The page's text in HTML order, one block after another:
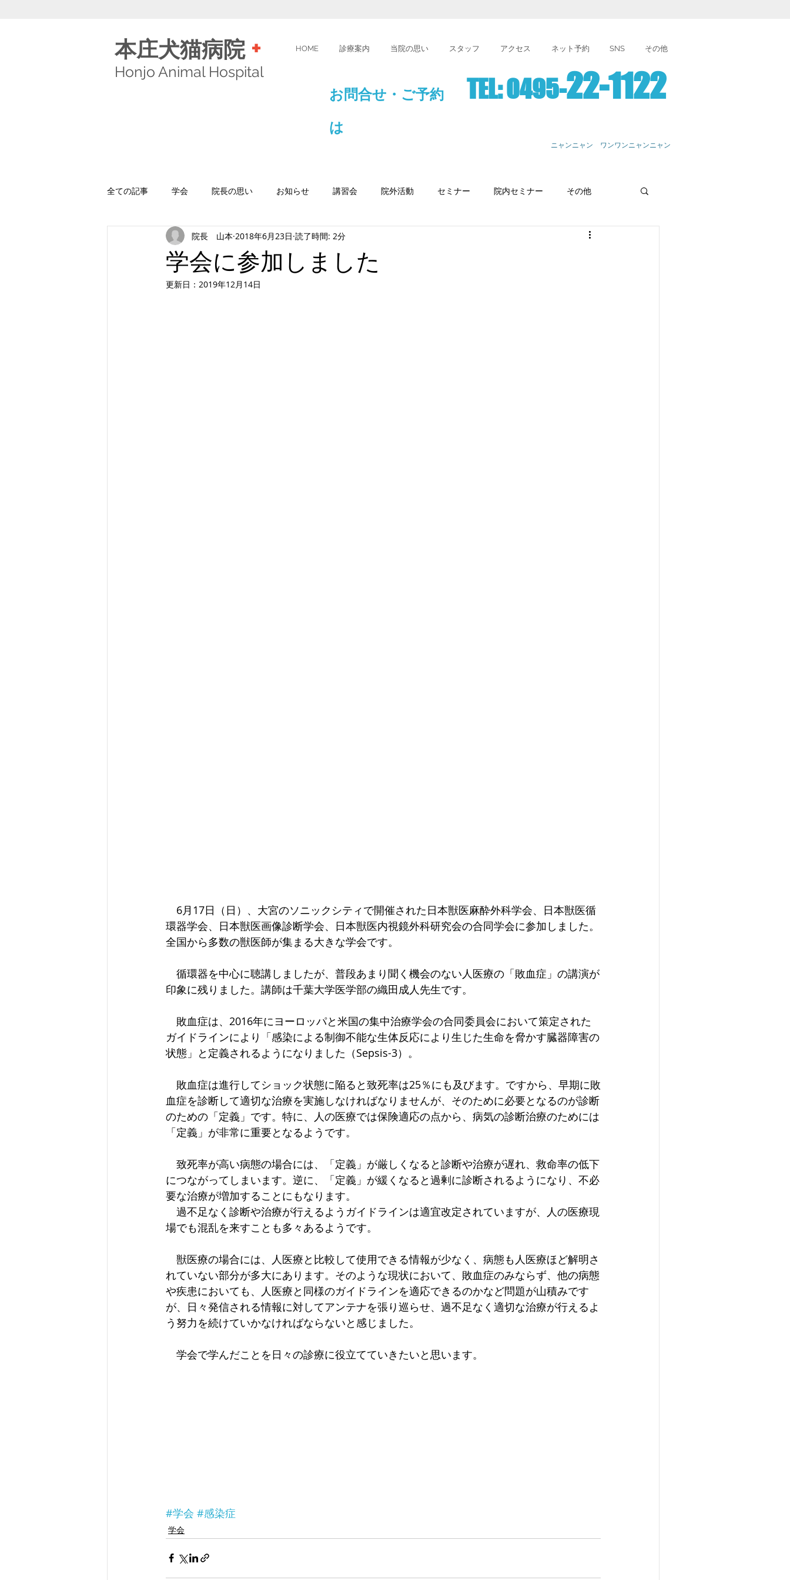
本庄犬猫病院 +
Honjo Animal Hospital
HOME 診療案内 当院の思い スタッフ アクセス ネット予約 SNS その他
お問合せ・ご予約
は
TEL: 0495-22-1122
ニャンニャン ワンワンニャンニャン
全ての記事 学会 院長の思い お知らせ 講習会 院外活動 セミナー 院内セミナー その他
学会に参加しました
院長 山本 2018年6月23日 読了時間: 2分
更新日： 2019年12月14日
6月17日（日）、大宮のソニックシティで開催された日本獣医麻酔外科学会、日本獣医循
環器学会、日本獣医画像診断学会、日本獣医内視鏡外科研究会の合同学会に参加しました。
全国から多数の獣医師が集まる大きな学会です。
循環器を中心に聴講しましたが、普段あまり聞く機会のない人医療の「敗血症」の講演が
印象に残りました。講師は千葉大学医学部の織田成人先生です。
敗血症は、2016年にヨーロッパと米国の集中治療学会の合同委員会において策定された
ガイドラインにより「感染による制御不能な生体反応により生じた生命を脅かす臓器障害の
状態」と定義されるようになりました（Sepsis-3）。
敗血症は進行してショック状態に陥ると致死率は25％にも及びます。ですから、早期に敗
血症を診断して適切な治療を実施しなければなりませんが、そのために必要となるのが診断
のための「定義」です。特に、人の医療では保険適応の点から、病気の診断治療のためには
「定義」が非常に重要となるようです。
致死率が高い病態の場合には、「定義」が厳しくなると診断や治療が遅れ、救命率の低下
につながってしまいます。逆に、「定義」が緩くなると過剰に診断されるようになり、不必
要な治療が増加することにもなります。
過不足なく診断や治療が行えるようガイドラインは適宜改定されていますが、人の医療現
場でも混乱を来すことも多々あるようです。
獣医療の場合には、人医療と比較して使用できる情報が少なく、病態も人医療ほど解明さ
れていない部分が多大にあります。そのような現状において、敗血症のみならず、他の病態
や疾患においても、人医療と同様のガイドラインを適応できるのかなど問題が山積みです
が、日々発信される情報に対してアンテナを張り巡らせ、過不足なく適切な治療が行えるよ
う努力を続けていかなければならないと感じました。
学会で学んだことを日々の診療に役立てていきたいと思います。
#学会 #感染症
学会